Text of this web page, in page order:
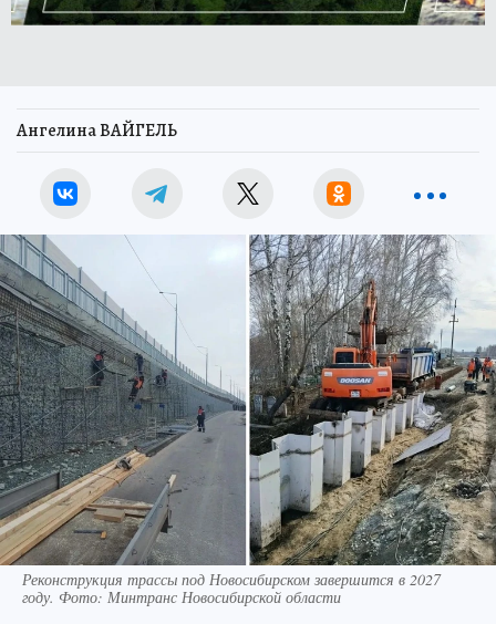
Ангелина ВАЙГЕЛЬ
Реконструкция трассы под Новосибирском завершится в 2027
году. Фото: Минтранс Новосибирской области